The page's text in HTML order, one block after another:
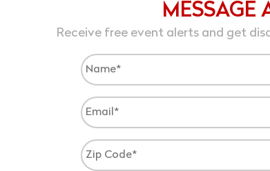
MESSAGE
Receive free event alerts and get